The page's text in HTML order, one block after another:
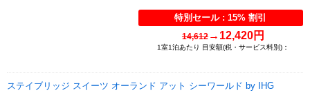
特別セール : 15% 割引
14,612→ 12,420円
1室1泊あたり 目安額(税・サービス料別)：
ステイブリッジ スイーツ オーランド アット シーワールド by IHG